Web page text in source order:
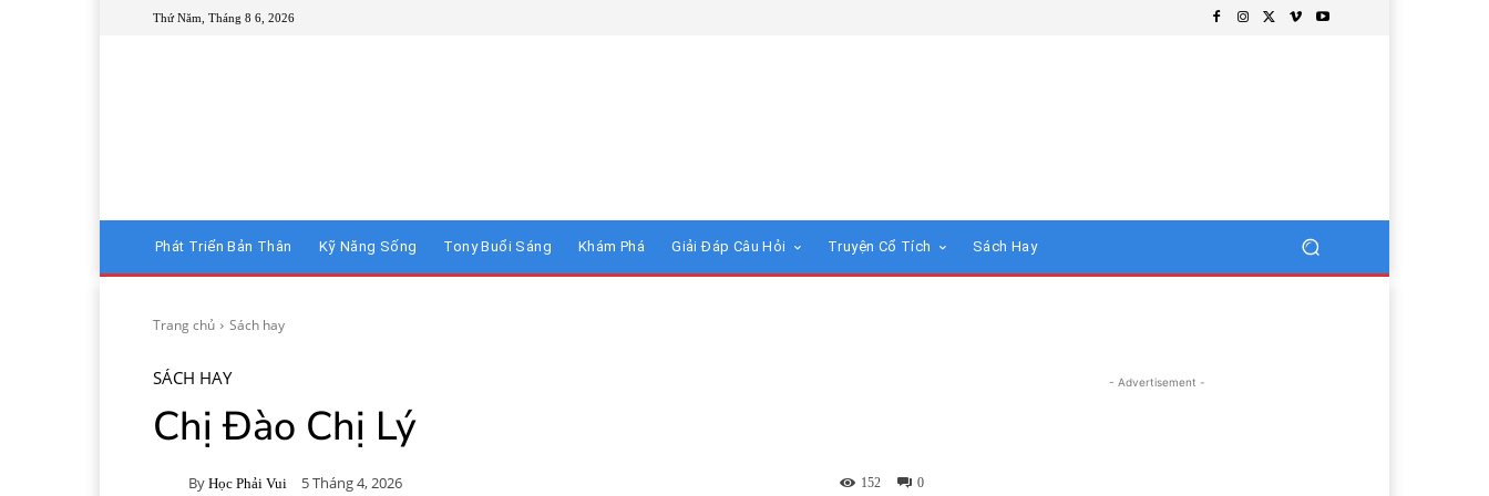
Thứ Năm, Tháng 8 6, 2026
Phát Triển Bản Thân Kỹ Năng Sống Tony Buổi Sáng Khám Phá Giải Đáp Câu Hỏi Truyện Cổ Tích Sách Hay
Trang chủ Sách hay
SÁCH HAY
Chị Đào Chị Lý
By Học Phải Vui 5 Tháng 4, 2026 0
152
- Advertisement -